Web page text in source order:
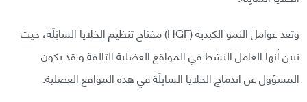
وتعد عوامل النمو الكبدية (HGF) مفتاح تنظيم الخلايا الساتِلَة، حيث
تبين أنها العامل النشط في المواقع العضلية التالفة و قد يكون
المسؤول عن اندماج الخلايا الساتِلَة في هذه المواقع العضلية.